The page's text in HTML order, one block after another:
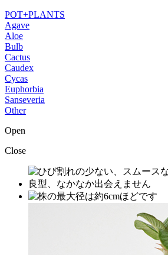
POT+PLANTS
Agave
Aloe
Bulb
Cactus
Caudex
Cycas
Euphorbia
Sanseveria
Other
Open
Close